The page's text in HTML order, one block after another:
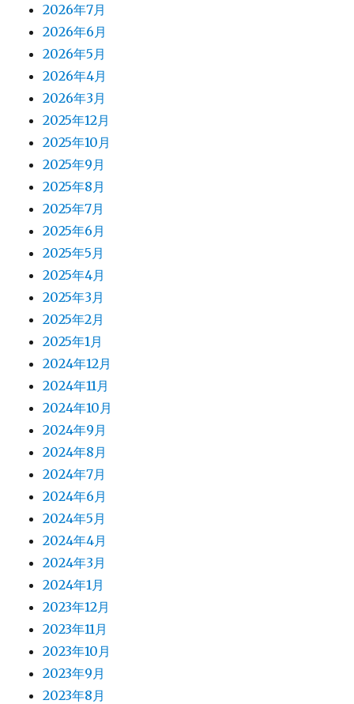
2026年7月
2026年6月
2026年5月
2026年4月
2026年3月
2025年12月
2025年10月
2025年9月
2025年8月
2025年7月
2025年6月
2025年5月
2025年4月
2025年3月
2025年2月
2025年1月
2024年12月
2024年11月
2024年10月
2024年9月
2024年8月
2024年7月
2024年6月
2024年5月
2024年4月
2024年3月
2024年1月
2023年12月
2023年11月
2023年10月
2023年9月
2023年8月